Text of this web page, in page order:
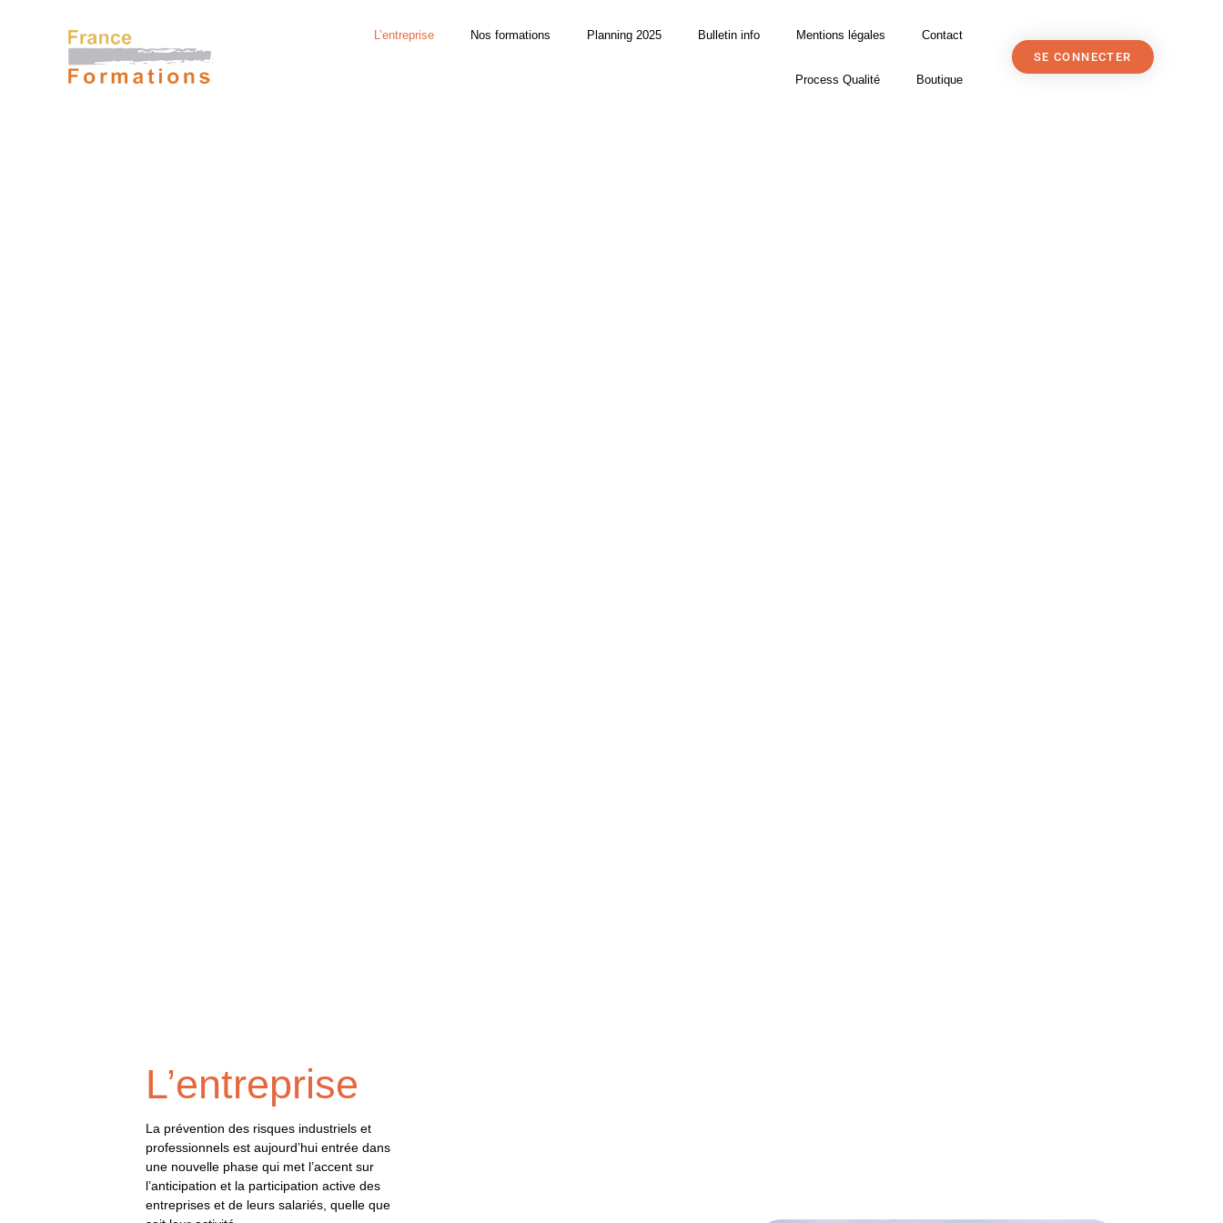
L’entreprise Nos formations Planning 2025 Bulletin info Mentions légales Contact
Process Qualité Boutique
SE CONNECTER
L’entreprise
La prévention des risques industriels et
professionnels est aujourd’hui entrée dans
une nouvelle phase qui met l’accent sur
l’anticipation et la participation active des
entreprises et de leurs salariés, quelle que